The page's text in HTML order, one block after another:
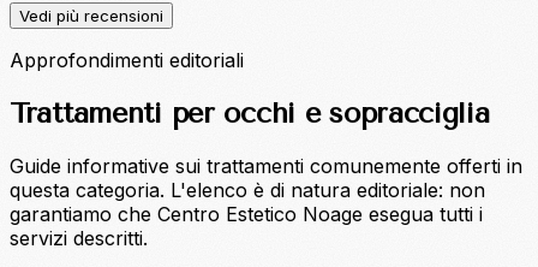
Vedi più recensioni
Approfondimenti editoriali
Trattamenti per occhi e sopracciglia
Guide informative sui trattamenti comunemente offerti in
questa categoria. L'elenco è di natura editoriale: non
garantiamo che Centro Estetico Noage esegua tutti i
servizi descritti.